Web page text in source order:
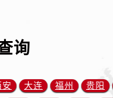
询
安 大连 福州 贵阳